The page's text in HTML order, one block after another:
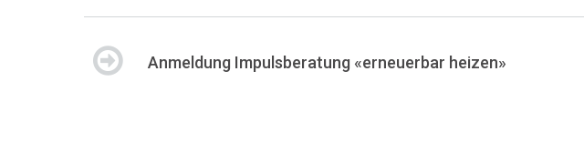
Anmeldung Impulsberatung «erneuerbar heizen»